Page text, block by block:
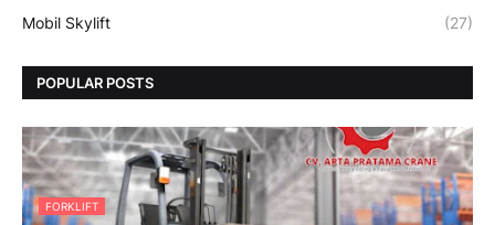
Mobil Skylift (27)
POPULAR POSTS
FORKLIFT